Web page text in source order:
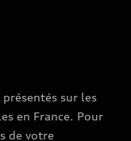
sur les
en France. Pour
de votre